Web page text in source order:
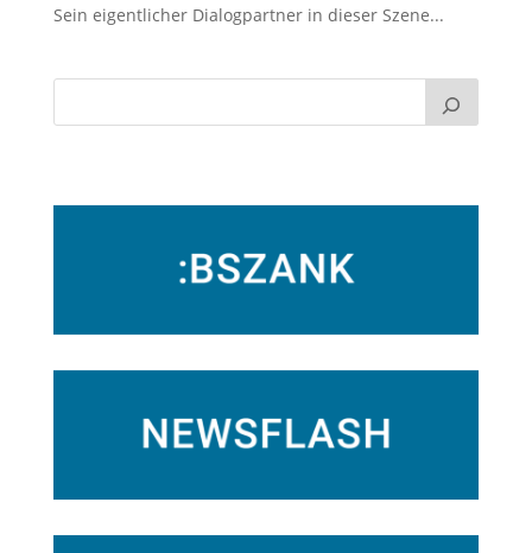
Sein eigentlicher Dialogpartner in dieser Szene...